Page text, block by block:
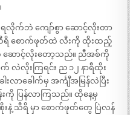
မရလိုက်ဘဲ ကျော်စွာ ဆောင့်လိုးတာ
စောက်ဖုတ်ထဲ လီးကို ထိုးထည့်
ကို ဆောင့်လိုးတော့သည်။ ညီအစ်ကို
လိုးကြရင်း ည ၁၂ နာရီထိုး
ာခေါက်မှ အင်္ကျီအမြန်လဲပြီး
န်းကို ပြန်လာကြသည်။ ထိုနေ့မှ
နဲ့ သီရိ မှာ စောက်ဖုတ်တွေ ပြဲလန်